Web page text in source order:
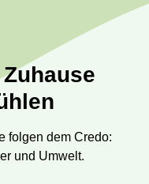
folgen dem Credo:
und Umwelt.